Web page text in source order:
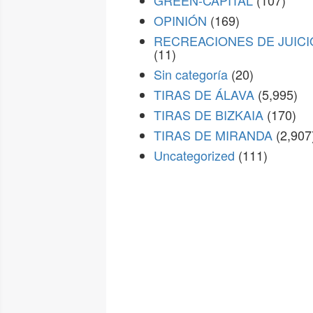
OPINIÓN (169)
RECREACIONES DE
(11)
Sin categoría (20)
TIRAS DE ÁLAVA (5,995)
TIRAS DE BIZKAIA (170)
TIRAS DE MIRANDA
Uncategorized (111)